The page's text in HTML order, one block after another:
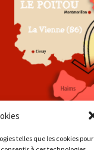
telles que les cookies pour